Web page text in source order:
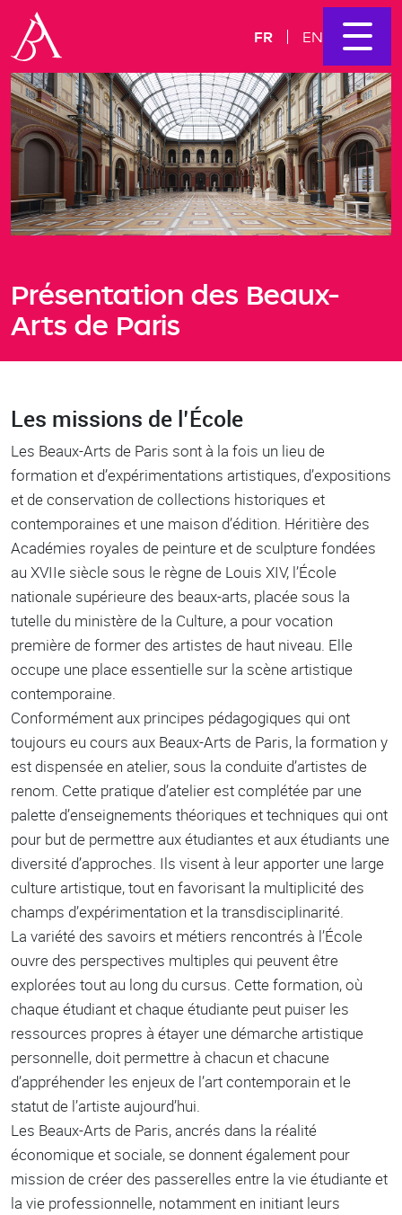
FR EN
Présentation des Beaux-
Arts de Paris
Les missions de l’École
Les Beaux-Arts de Paris sont à la fois un lieu de
formation et d’expérimentations artistiques, d’expositions
et de conservation de collections historiques et
contemporaines et une maison d’édition. Héritière des
Académies royales de peinture et de sculpture fondées
au XVIIe siècle sous le règne de Louis XIV, l’École
nationale supérieure des beaux-arts, placée sous la
tutelle du ministère de la Culture, a pour vocation
première de former des artistes de haut niveau. Elle
occupe une place essentielle sur la scène artistique
contemporaine.
Conformément aux principes pédagogiques qui ont
toujours eu cours aux Beaux-Arts de Paris, la formation y
est dispensée en atelier, sous la conduite d’artistes de
renom. Cette pratique d’atelier est complétée par une
palette d’enseignements théoriques et techniques qui ont
pour but de permettre aux étudiantes et aux étudiants une
diversité d’approches. Ils visent à leur apporter une large
culture artistique, tout en favorisant la multiplicité des
champs d’expérimentation et la transdisciplinarité.
La variété des savoirs et métiers rencontrés à l’École
ouvre des perspectives multiples qui peuvent être
explorées tout au long du cursus. Cette formation, où
chaque étudiant et chaque étudiante peut puiser les
ressources propres à étayer une démarche artistique
personnelle, doit permettre à chacun et chacune
d’appréhender les enjeux de l’art contemporain et le
statut de l’artiste aujourd’hui.
Les Beaux-Arts de Paris, ancrés dans la réalité
économique et sociale, se donnent également pour
mission de créer des passerelles entre la vie étudiante et
la vie professionnelle, notamment en initiant leurs